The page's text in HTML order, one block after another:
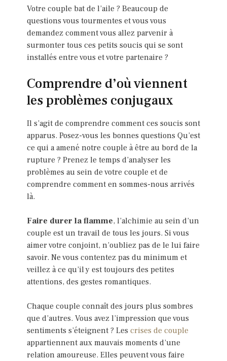
Votre couple bat de l’aile ? Beaucoup de
questions vous tourmentes et vous vous
demandez comment vous allez parvenir à
surmonter tous ces petits soucis qui se sont
installés entre vous et votre partenaire ?
Comprendre d’où viennent
les problèmes conjugaux
Il s’agit de comprendre comment ces soucis sont
apparus. Posez-vous les bonnes questions Qu’est
ce qui a amené notre couple à être au bord de la
rupture ? Prenez le temps d’analyser les
problèmes au sein de votre couple et de
comprendre comment en sommes-nous arrivés
là.
Faire durer la flamme, l’alchimie au sein d’un
couple est un travail de tous les jours. Si vous
aimer votre conjoint, n’oubliez pas de le lui faire
savoir. Ne vous contentez pas du minimum et
veillez à ce qu’il y est toujours des petites
attentions, des gestes romantiques.
Chaque couple connaît des jours plus sombres
que d’autres. Vous avez l’impression que vous
sentiments s’éteignent ? Les crises de couple
appartiennent aux mauvais moments d’une
relation amoureuse. Elles peuvent vous faire